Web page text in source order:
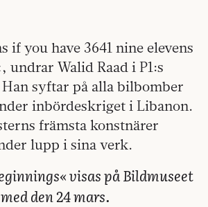
if you have 3641 nine elevens
undrar Walid Raad i P1:s
syftar på alla bilbomber
inbördeskriget i Libanon.
främsta konstnärer
lupp i sina verk.
visas på Bildmuseet
den 24 mars.